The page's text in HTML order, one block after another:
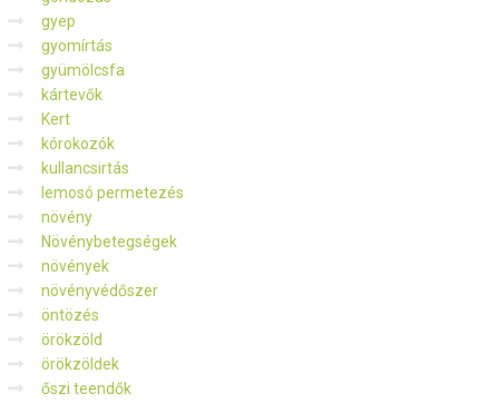
gyep
gyomírtás
gyümölcsfa
kártevők
Kert
kórokozók
kullancsirtás
lemosó permetezés
növény
Növénybetegségek
növények
növényvédőszer
öntözés
örökzöld
örökzöldek
őszi teendők